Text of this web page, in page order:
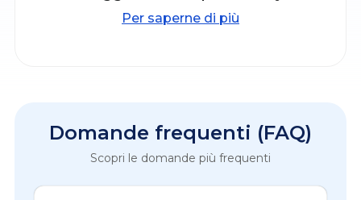
Per saperne di più
Domande frequenti (FAQ)
Scopri le domande più frequenti